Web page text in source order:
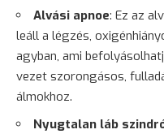
Alvási apnoe: Ez az
leáll a légzés,
agyban, ami
vezet szorongásos,
álmokhoz.
Nyugtalan láb